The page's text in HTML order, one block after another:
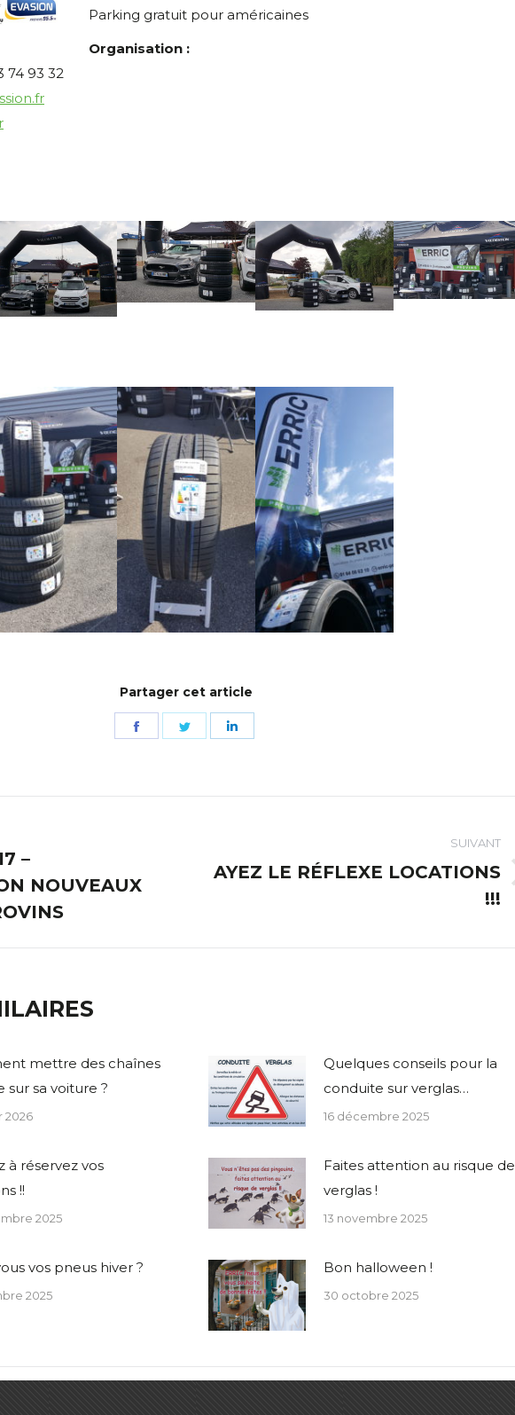
Parking gratuit pour américaines
Organisation :
74 93 32
Partager cet article
PartagerPartager
–
NOUVEAUX
SUIVANT
Article
AYEZ LE RÉFLEXE LOCATIONS
!!!
mettre des chaînes
sur sa voiture ?
2026
Quelques conseils pour la
conduite sur verglas…
16 décembre 2025
à réservez vos
!!
2025
Faites attention au risque de
verglas !
13 novembre 2025
vos pneus hiver ?
2025
Bon halloween !
30 octobre 2025